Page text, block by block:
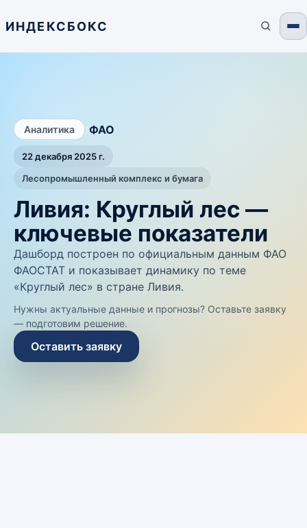
ИНДЕКСБОКС
Аналитика ФАО
22 декабря 2025 г.
Лесопромышленный комплекс и бумага
Ливия: Круглый лес —
ключевые показатели
Дашборд построен по официальным данным ФАО
ФАОСТАТ и показывает динамику по теме
«Круглый лес» в стране Ливия.
Нужны актуальные данные и прогнозы? Оставьте заявку
— подготовим решение.
Оставить заявку